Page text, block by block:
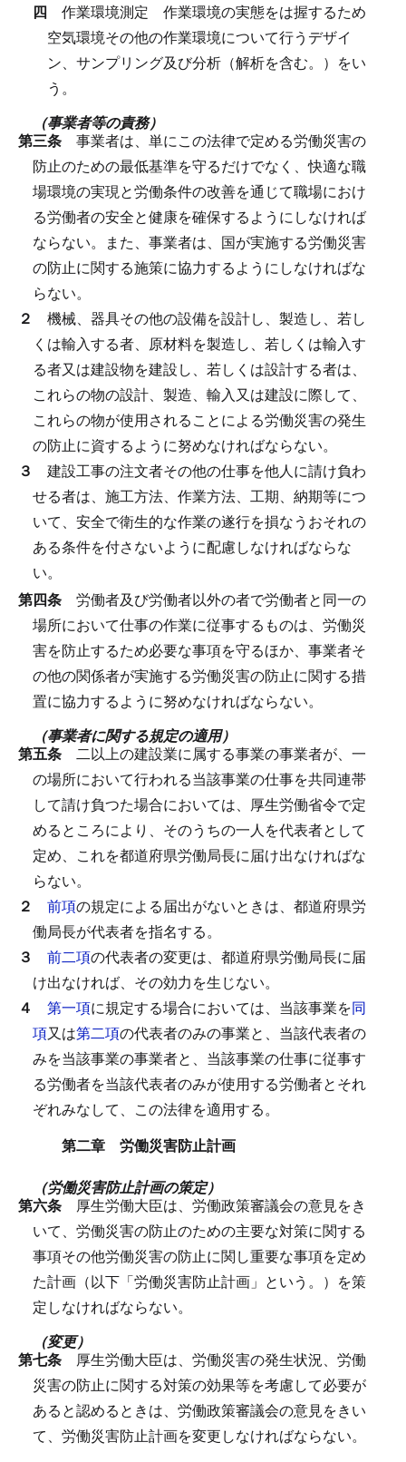
四 作業環境測定
作業環境の実態をは握するため
空気環境その他の作業環境について行うデザイ
ン、サンプリング及び分析（解析を含む。）をい
う。
（事業者等の責務）
第三条 事業者は、単にこの法律で定める労働災害の
防止のための最低基準を守るだけでなく、快適な職
場環境の実現と労働条件の改善を通じて職場におけ
る労働者の安全と健康を確保するようにしなければ
ならない。
また、事業者は、国が実施する労働災害
の防止に関する施策に協力するようにしなければな
らない。
２ 機械、器具その他の設備を設計し、製造し、若し
くは輸入する者、原材料を製造し、若しくは輸入す
る者又は建設物を建設し、若しくは設計する者は、
これらの物の設計、製造、輸入又は建設に際して、
これらの物が使用されることによる労働災害の発生
の防止に資するように努めなければならない。
３ 建設工事の注文者その他の仕事を他人に請け負わ
せる者は、施工方法、作業方法、工期、納期等につ
いて、安全で衛生的な作業の遂行を損なうおそれの
ある条件を付さないように配慮しなければならな
い。
第四条 労働者及び労働者以外の者で労働者と同一の
場所において仕事の作業に従事するものは、労働災
害を防止するため必要な事項を守るほか、事業者そ
の他の関係者が実施する労働災害の防止に関する措
置に協力するように努めなければならない。
（事業者に関する規定の適用）
第五条 二以上の建設業に属する事業の事業者が、一
の場所において行われる当該事業の仕事を共同連帯
して請け負つた場合においては、厚生労働省令で定
めるところにより、そのうちの一人を代表者として
定め、これを都道府県労働局長に届け出なければな
らない。
２ 前項の規定による届出がないときは、都道府県労
働局長が代表者を指名する。
３ 前二項の代表者の変更は、都道府県労働局長に届
け出なければ、その効力を生じない。
４ 第一項に規定する場合においては、当該事業を同
項又は第二項の代表者のみの事業と、当該代表者の
みを当該事業の事業者と、当該事業の仕事に従事す
る労働者を当該代表者のみが使用する労働者とそれ
ぞれみなして、この法律を適用する。
第二章 労働災害防止計画
（労働災害防止計画の策定）
第六条 厚生労働大臣は、労働政策審議会の意見をき
いて、労働災害の防止のための主要な対策に関する
事項その他労働災害の防止に関し重要な事項を定め
た計画（以下「労働災害防止計画」という。）を策
定しなければならない。
（変更）
第七条 厚生労働大臣は、労働災害の発生状況、労働
災害の防止に関する対策の効果等を考慮して必要が
あると認めるときは、労働政策審議会の意見をきい
て、労働災害防止計画を変更しなければならない。